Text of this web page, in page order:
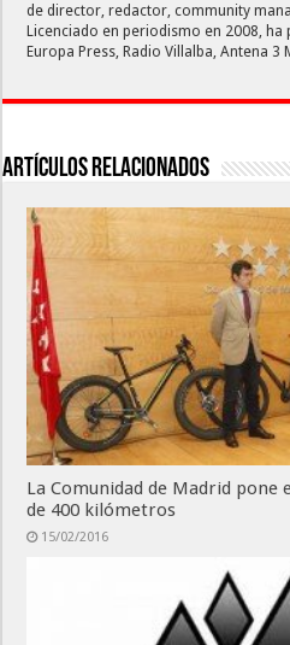
de director, redactor, community
Licenciado en periodismo en 2008,
Europa Press, Radio Villalba, Antena 3
Artículos relacionados
La Comunidad de Madrid pone
de 400 kilómetros
15/02/2016